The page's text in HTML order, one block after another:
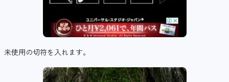
未使用の切符を入れます。